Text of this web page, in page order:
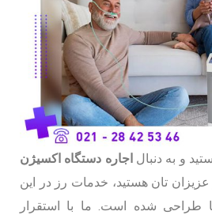
و به دنبال اجاره دستگاه اکسیژن
عزیزان تان هستید، خدمات رز در این
طراحی شده است. ما با استقرار